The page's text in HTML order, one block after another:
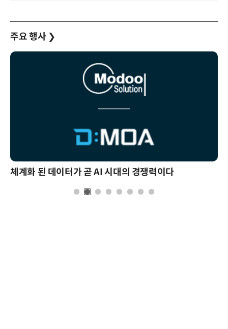
주요 행사 ❯
체계화 된 데이터가 곧 AI 시대의 경쟁력이다